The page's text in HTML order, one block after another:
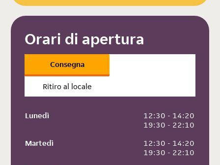
Orari di apertura
Consegna
Ritiro al locale
Lunedì
12:30 - 14:20
19:30 - 22:10
Martedì
12:30 - 14:20
19:30 - 22:10